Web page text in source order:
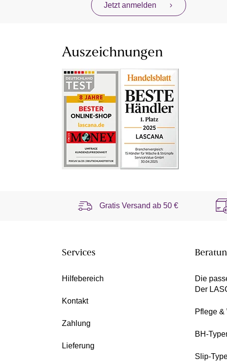
Jetzt anmelden
Auszeichnungen
Gratis Versand ab50 €
Services
Hilfebereich
Kontakt
Zahlung
Lieferung
Die
Der
Pflege &
BH-
Slip-